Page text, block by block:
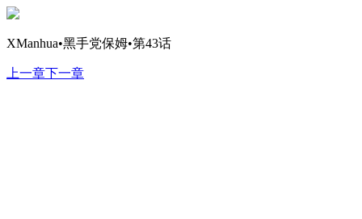
XManhua•黑手党保姆•第43话
上一章下一章